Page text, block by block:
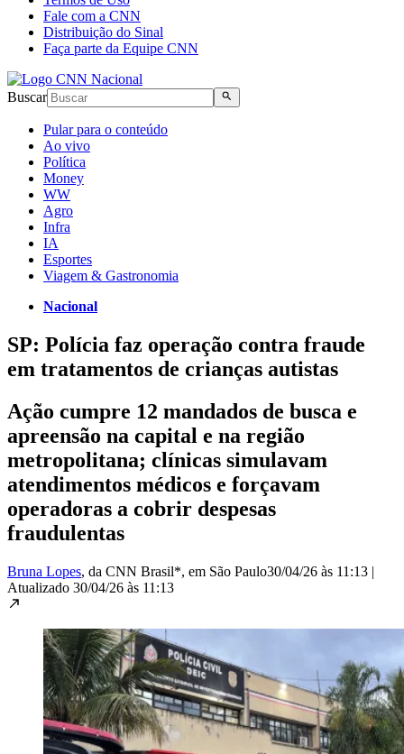
Fale com a CNN
Distribuição do Sinal
Faça parte da Equipe CNN
Buscar
Pular para o conteúdo
Ao vivo
Política
Money
WW
Agro
Infra
IA
Esportes
Viagem & Gastronomia
Nacional
SP: Polícia faz operação contra fraude
em tratamentos de crianças autistas
Ação cumpre 12 mandados de busca e
apreensão na capital e na região
metropolitana; clínicas simulavam
atendimentos médicos e forçavam
operadoras a cobrir despesas
fraudulentas
Bruna Lopes, da CNN Brasil*, em São Paulo30/04/26 às 11:13 |
Atualizado 30/04/26 às 11:13